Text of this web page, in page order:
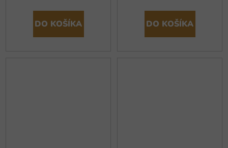
DO KOŠÍKA DO KOŠÍKA